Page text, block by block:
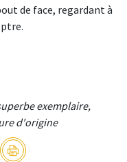
de face, regardant à
exemplaire,
d'origine